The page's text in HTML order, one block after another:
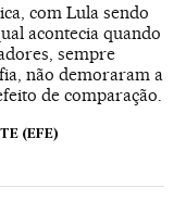
com Lula sendo
acontecia quando
sempre
não demoraram a
de comparação.
(EFE)